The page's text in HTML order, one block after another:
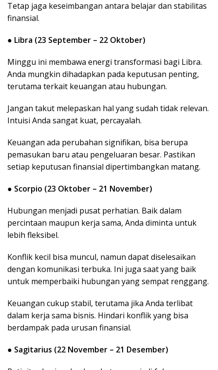
Tetap jaga keseimbangan antara belajar dan stabilitas
finansial.
● Libra (23 September – 22 Oktober)
Minggu ini membawa energi transformasi bagi Libra.
Anda mungkin dihadapkan pada keputusan penting,
terutama terkait keuangan atau hubungan.
Jangan takut melepaskan hal yang sudah tidak relevan.
Intuisi Anda sangat kuat, percayalah.
Keuangan ada perubahan signifikan, bisa berupa
pemasukan baru atau pengeluaran besar. Pastikan
setiap keputusan finansial dipertimbangkan matang.
● Scorpio (23 Oktober – 21 November)
Hubungan menjadi pusat perhatian. Baik dalam
percintaan maupun kerja sama, Anda diminta untuk
lebih fleksibel.
Konflik kecil bisa muncul, namun dapat diselesaikan
dengan komunikasi terbuka. Ini juga saat yang baik
untuk memperbaiki hubungan yang sempat renggang.
Keuangan cukup stabil, terutama jika Anda terlibat
dalam kerja sama bisnis. Hindari konflik yang bisa
berdampak pada urusan finansial.
● Sagitarius (22 November – 21 Desember)